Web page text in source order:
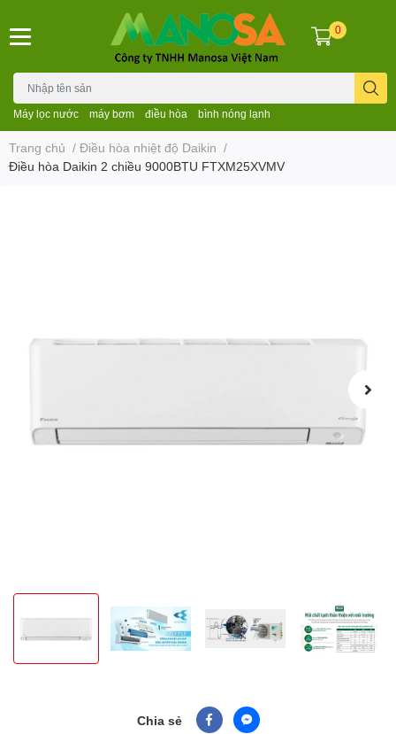
Máy lọc nước máy bơm điều hòa bình nóng lạnh
0
Trang chủ / Điều hòa nhiệt độ Daikin /
Điều hòa Daikin 2 chiều 9000BTU FTXM25XVMV
Chia sẻ